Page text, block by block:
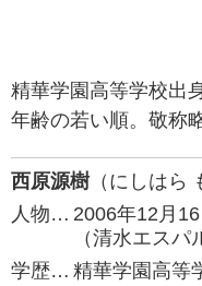
精華学園高等学校出
年齢の若い順。敬称略
西原源樹（にしはら
人物… 2006年12月
（清水エスパ
学歴… 精華学園高等